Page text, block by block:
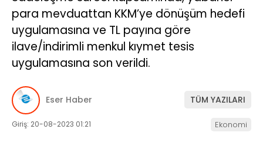
DÜNYA
SPOR
MAGAZIN
SAĞLIK
RESMI İLANLAR
SERVISLER
para mevduattan KKM’ye dönüşüm hedefi
uygulamasına ve TL payına göre
ilave/indirimli menkul kıymet tesis
uygulamasına son verildi.
Eser Haber TÜM YAZILARI
Giriş: 20-08-2023 01:21 Ekonomi